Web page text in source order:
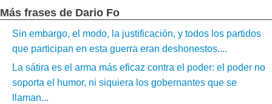
Más frases de Dario Fo
Sin embargo, el modo, la justificación, y todos los partidos
que participan en esta guerra eran deshonestos....
La sátira es el arma más eficaz contra el poder: el poder no
soporta el humor, ni siquiera los gobernantes que se
llaman...